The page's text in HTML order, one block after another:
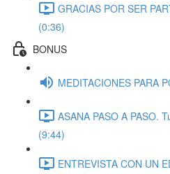
GRACIAS POR SER
(0:36)
BONUS
MEDITACIONES PARA
ASANA PASO A PASO.
(9:44)
ENTREVISTA CON UN